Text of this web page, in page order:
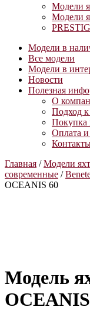
Модели
Модели
Модели в
Все модели
Модели в
Новости
Полезная
О
Подход к
Покупка
Оплата и
Главная /Модели
современные /
OCEANIS 60
Модель